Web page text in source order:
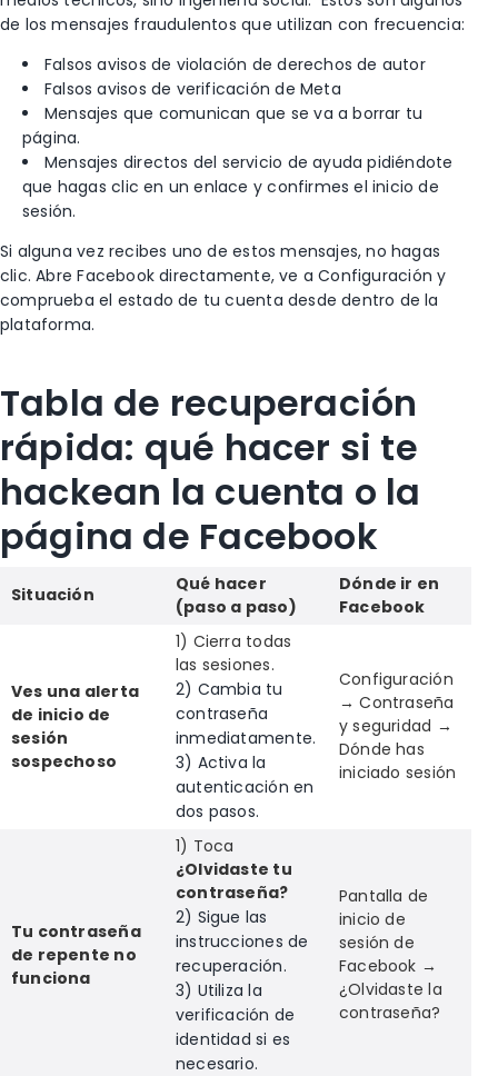
de los mensajes fraudulentos que utilizan con frecuencia:
Falsos avisos de violación de derechos de autor
Falsos avisos de verificación de Meta
Mensajes que comunican que se va a borrar tu
página.
Mensajes directos del servicio de ayuda pidiéndote
que hagas clic en un enlace y confirmes el inicio de
sesión.
Si alguna vez recibes uno de estos mensajes, no hagas
clic. Abre Facebook directamente, ve a Configuración y
comprueba el estado de tu cuenta desde dentro de la
plataforma.
Tabla de recuperación
rápida: qué hacer si te
hackean la cuenta o la
página de Facebook
Situación
Qué hacer
(paso a paso)
Dónde ir en
Facebook
Ves una alerta
de inicio de
sesión
sospechoso
1) Cierra todas
las sesiones.
2) Cambia tu
contraseña
inmediatamente.
3) Activa la
autenticación en
dos pasos.
Configuración
→ Contraseña
y seguridad →
Dónde has
iniciado sesión
Tu contraseña
de repente no
funciona
1) Toca
¿Olvidaste tu
contraseña?
2) Sigue las
instrucciones de
recuperación.
3) Utiliza la
verificación de
identidad si es
necesario.
Pantalla de
inicio de
sesión de
Facebook →
¿Olvidaste la
contraseña?